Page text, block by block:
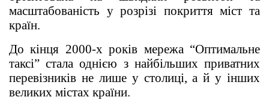
масштабованість у розрізі покриття міст та
країн.
До кінця 2000-х років мережа “Оптимальне
таксі” стала однією з найбільших приватних
перевізників не лише у столиці, а й у інших
великих містах країни.